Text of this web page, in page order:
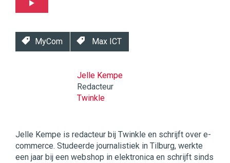
MyCom Max ICT
Jelle Kempe
Redacteur
Twinkle
Jelle Kempe is redacteur bij Twinkle en schrijft over e-
commerce. Studeerde journalistiek in Tilburg, werkte
een jaar bij een webshop in elektronica en schrijft sinds